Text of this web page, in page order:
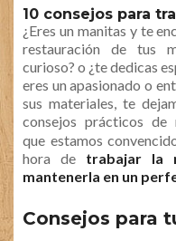
10 consejos para
¿Eres un manitas y te
restauración de tus
curioso? o ¿te dedicas
eres un apasionado o
sus materiales, te
consejos prácticos de
que estamos
hora de trabajar la
mantenerla en un
Consejos para